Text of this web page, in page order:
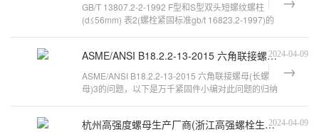
GB/T 13807.2-2-1992 F型和S型双头短螺纹螺柱
(d≤56mm) 表2(螺栓紧固标准gb/t 16823.2-1997)的
ASME/ANSI B18.2.2-13-2015 六角联接螺母(长螺母)3
2024-04-09
ASME/ANSI B18.2.2-13-2015 六角联接螺母(长螺
母)3的问题，以下是万千紧固件小编对此问题的归纳
杭州高强度螺母生产厂商(浙江高强螺栓生产厂家)
2024-04-09